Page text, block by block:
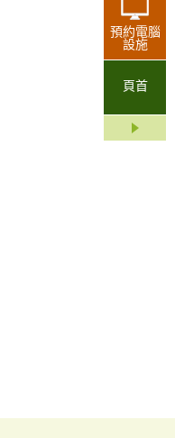
預約電腦
設施
頁首